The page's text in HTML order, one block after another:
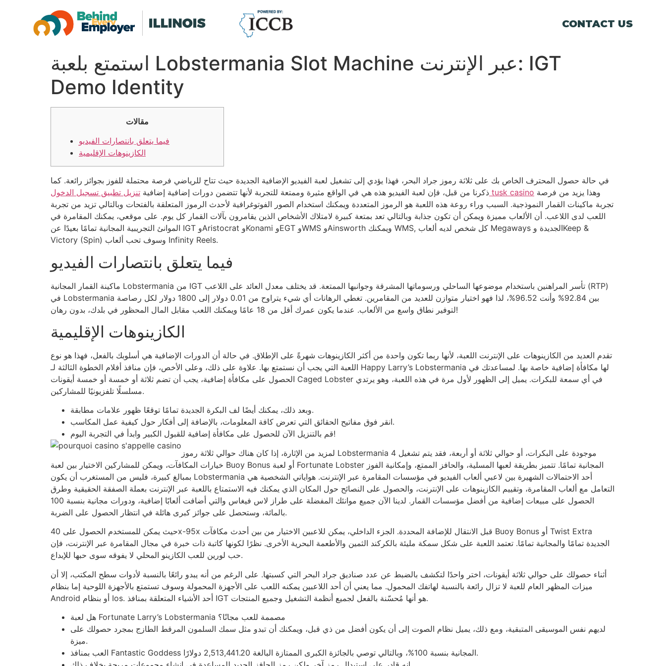
CONTACT US
استمتع بلعبة Lobstermania Slot Machine عبر الإنترنت: IGT
Demo Identity
مقالات
فيما يتعلق بانتصارات الفيديو
الكازينوهات الإقليمية
في حالة حصول المحترف الخاص بك على ثلاثة رموز جراد البحر، فهذا يؤدي إلى تشغيل لعبة الفيديو الإضافية الجديدة حيث تتاح للرياضي فرصة محتملة للفوز بجوائز رائعة. كما
ذكرنا من قبل، فإن لعبة الفيديو هذه هي في الواقع مثيرة وممتعة للتجربة لأنها تتضمن دورات إضافية إضافية تنزيل تطبيق تسجيل الدخول tusk casino
تجربة ماكينات القمار النموذجية. السبب وراء روعة هذه اللعبة هو الرموز المتعددة ويمكنك استخدام الصور الفوتوغرافية لأحدث الرموز المتعلقة بالفتحات وبالتالي تزيد من تجربة
اللعب لدى اللاعب. أن الألعاب مميزة ويمكن أن تكون جذابة وبالتالي تعد بمتعة كبيرة لامتلاك الأشخاص الذين يقامرون بآلات القمار كل يوم. على موقعي، يمكنك المقامرة في
الموانئ التجريبية المجانية تمامًا بعيدًا عن IGT وAristocrat وKonami وEGT وWMS وAinsworth ويمكنك WMS, كل شخص لديه ألعاب Megaways الجديدة وKeep &
Victory (Spin) وسوف تحب ألعاب Infinity Reels.
فيما يتعلق بانتصارات الفيديو
ماكينة القمار المجانية Lobstermania من IGT تأسر المراهنين باستخدام موضوعها الساحلي ورسوماتها المشرقة وجوانبها الممتعة. قد يختلف معدل العائد على اللاعب (RTP)
في Lobstermania بين 92.84% وأنت 96.52%، لذا فهو اختيار متوازن للعديد من المقامرين. تغطي الرهانات أي شيء يتراوح من 0.01 دولار إلى 1800 دولار لكل رصاصة
لتوفير نطاق واسع من الألعاب. عندما يكون عمرك أقل من 18 عامًا ويمكنك اللعب مقابل المال المحظور في بلدك، بدون رهان!
الكازينوهات الإقليمية
تقدم العديد من الكازينوهات على الإنترنت اللعبة، لأنها ربما تكون واحدة من أكثر الكازينوهات شهرةً على الإطلاق. في حالة أن الدورات الإضافية هي أسلوبك بالفعل، فهذا هو نوع
اللعبة التي يجب أن نستمتع بها. علاوة على ذلك، وعلى الأخص، فإن منافذ أفلام الخطوة الثالثة لـ Happy Larry’s Lobstermania لها مكافأة إضافية خاصة بها. لمساعدتك في
الحصول على مكافأة إضافية، يجب أن تضم ثلاثة أو خمسة أو خمسة أيقونات Caged Lobster في أي سمعة للبكرات. يميل إلى الظهور لأول مرة في هذه اللعبة، وهو يرتدي
مسلسلًا تلفزيونيًا للمشاركين.
وبعد ذلك، يمكنك أيضًا لف البكرة الجديدة تمامًا توقعًا ظهور علامات مطابقة.
انقر فوق مفاتيح الحقائق التي تعرض كافة المعلومات، بالإضافة إلى أفكار حول كيفية عمل المكاسب.
قم بالتنزيل الآن للحصول على مكافأة إضافية للقبول الكبير وابدأ في التجربة اليوم!
لمزيد من الإثارة، إذا كان هناك حوالي ثلاثة رموز Lobstermania 4 موجودة على البكرات، أو حوالي ثلاثة أو أربعة، فقد يتم تشغيل
خيارات المكافآت، ويمكن للمشاركين الاختيار بين لعبة Buoy Bonus أو لعبة Fortunate Lobster المجانية تمامًا. تتميز بطريقة لعبها المسلية، والحافز الممتع، وإمكانية الفوز
بمبالغ كبيرة، فليس من المستغرب أن يكون Lobstermania أحد الاحتمالات الشهيرة بين لاعبي ألعاب الفيديو في مؤسسات المقامرة عبر الإنترنت. هواياتي الشخصية هي
التعامل مع ألعاب المقامرة، وتقييم الكازينوهات على الإنترنت، والحصول على النصائح حول المكان الذي يمكنك فيه الاستمتاع باللعبة عبر الإنترنت بعملة الصفقة الحقيقية وطرق
الحصول على مبيعات إضافية من أفضل مؤسسات القمار. لدينا الآن جميع موانئك المفضلة على طراز لاس فيغاس والتي أضافت ألعابًا إضافية، ودورات مجانية بنسبة 100
بالمائة، وستحصل على جوائز كبرى هائلة في انتظار الحصول على الضربة.
حيث يمكن للمستخدم الحصول على 40x-95x قبل الانتقال للإضافة المحددة. الجزء الداخلي، يمكن للاعبين الاختيار من بين أحدث مكافآت Buoy Bonus أو Twist Extra
الجديدة تمامًا والمجانية تمامًا. تعتمد اللعبة على شكل سمكة مليئة بالكركند الثمين والأطعمة البحرية الأخرى. نظرًا لكونها كاتبة ذات خبرة في مجال المقامرة عبر الإنترنت، فإن
حب لورين للعب الكازينو المحلي لا يفوقه سوى حبها للإبداع.
أثناء حصولك على حوالي ثلاثة أيقونات، اختر واحدًا لتكشف بالضبط عن عدد صناديق جراد البحر التي كسبتها. على الرغم من أنه يبدو رائعًا بالنسبة لأدوات سطح المكتب، إلا أن
ميزات المظهر العام للعبة لا تزال رائعة بالنسبة لهاتفك المحمول. مما يعني أن أحد اللاعبين يمكنه اللعب على الأجهزة المحمولة وسوف تستمتع بالأجهزة اللوحية إما بنظام
Android أو بنظام Ios. أحد الأشياء المتعلقة بمنافذ IGT هو أنها مُحسّنة بالفعل لجميع أنظمة التشغيل وجميع المنتجات.
هل لعبة Fortunate Larry’s Lobstermania مصممة للعب مجانًا؟
لديهم نفس الموسيقى المتبقية، ومع ذلك، يميل نظام الصوت إلى أن يكون أفضل من ذي قبل، ويمكنك أن تبدو مثل سمك السلمون المرقط الطازج بمجرد حصولك على
ميزة.
العب بمنافذ Fantastic Goddess المجانية بنسبة 100%، وبالتالي توصي بالجائزة الكبرى الممتازة البالغة 2,513,441.20 دولارًا.